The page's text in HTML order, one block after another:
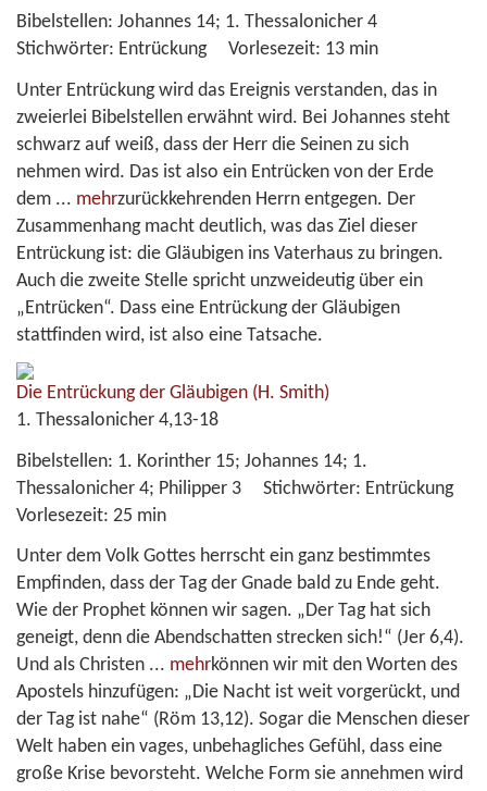
Bibelstellen: Johannes 14; 1. Thessalonicher 4
Stichwörter: Entrückung Vorlesezeit: 13 min
Unter Entrückung wird das Ereignis verstanden, das in
zweierlei Bibelstellen erwähnt wird. Bei Johannes steht
schwarz auf weiß, dass der Herr die Seinen zu sich
nehmen wird. Das ist also ein Entrücken von der Erde
dem ... mehrzurückkehrenden Herrn entgegen. Der
Zusammenhang macht deutlich, was das Ziel dieser
Entrückung ist: die Gläubigen ins Vaterhaus zu bringen.
Auch die zweite Stelle spricht unzweideutig über ein
„Entrücken“. Dass eine Entrückung der Gläubigen
stattfinden wird, ist also eine Tatsache.
Die Entrückung der Gläubigen (H. Smith)
1. Thessalonicher 4,13-18
Bibelstellen: 1. Korinther 15; Johannes 14; 1.
Thessalonicher 4; Philipper 3 Stichwörter: Entrückung
Vorlesezeit: 25 min
Unter dem Volk Gottes herrscht ein ganz bestimmtes
Empfinden, dass der Tag der Gnade bald zu Ende geht.
Wie der Prophet können wir sagen. „Der Tag hat sich
geneigt, denn die Abendschatten strecken sich!“ (Jer 6,4).
Und als Christen ... mehrkönnen wir mit den Worten des
Apostels hinzufügen: „Die Nacht ist weit vorgerückt, und
der Tag ist nahe“ (Röm 13,12). Sogar die Menschen dieser
Welt haben ein vages, unbehagliches Gefühl, dass eine
große Krise bevorsteht. Welche Form sie annehmen wird